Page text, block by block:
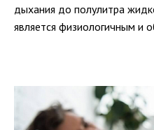
дыхания до полулитра
является физиологичным и